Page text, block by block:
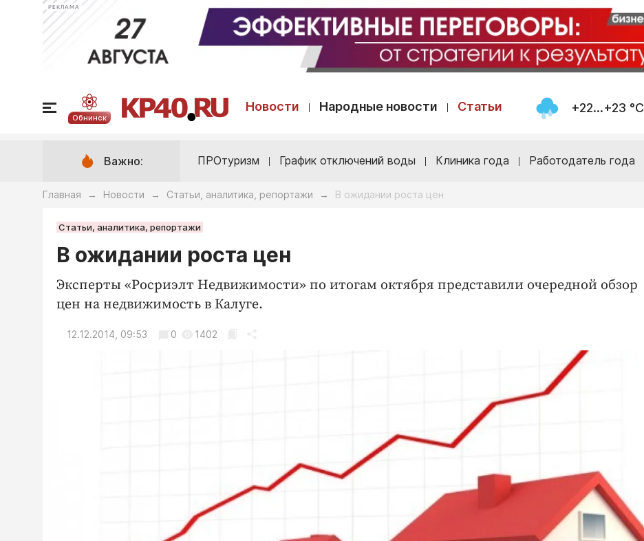
РЕКЛАМА
Обнинск
Новости Народные новости Статьи +22...+23 °С
Важно: ПРОтуризм График отключений воды Клиника года Работодатель года
Главная → Новости → Статьи, аналитика, репортажи → В ожидании роста цен
Статьи, аналитика, репортажи
В ожидании роста цен
Эксперты «Росриэлт Недвижимости» по итогам октября представили очередной обзор
цен на недвижимость в Калуге.
12.12.2014, 09:53 0 1402